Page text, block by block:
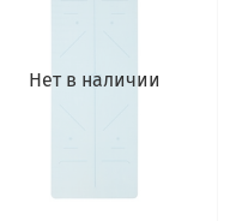
Нет в наличии